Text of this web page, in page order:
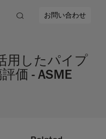
お問い合わせ
用したパイプ
価 - ASME